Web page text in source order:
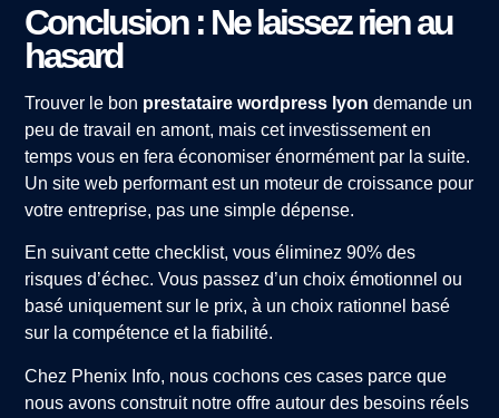
Conclusion : Ne laissez rien au
hasard
Trouver le bon prestataire wordpress lyon demande un
peu de travail en amont, mais cet investissement en
temps vous en fera économiser énormément par la suite.
Un site web performant est un moteur de croissance pour
votre entreprise, pas une simple dépense.
En suivant cette checklist, vous éliminez 90% des
risques d’échec. Vous passez d’un choix émotionnel ou
basé uniquement sur le prix, à un choix rationnel basé
sur la compétence et la fiabilité.
Chez Phenix Info, nous cochons ces cases parce que
nous avons construit notre offre autour des besoins réels